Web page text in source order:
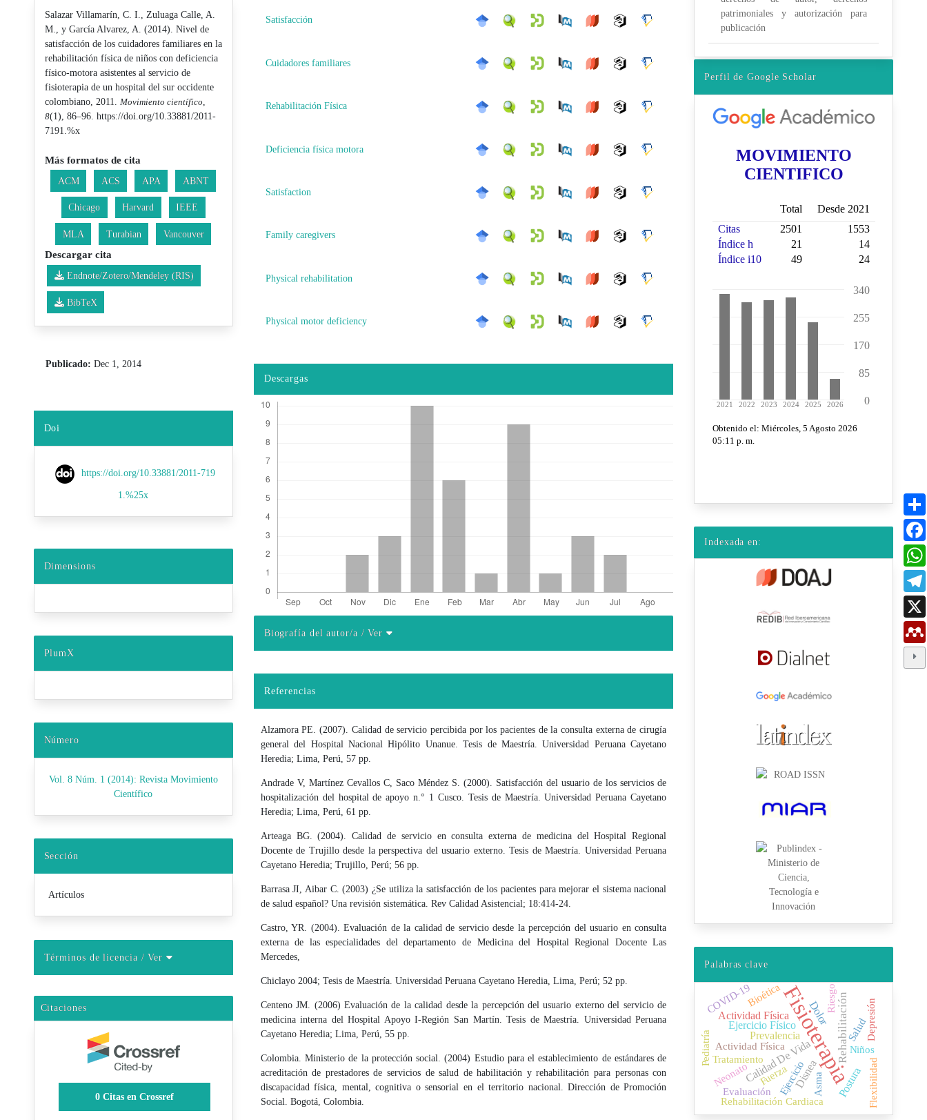
Salazar Villamarín, C. I., Zuluaga Calle, A.
M., y García Alvarez, A. (2014). Nivel de
satisfacción de los cuidadores familiares en la
rehabilitación física de niños con deficiencia
físico-motora asistentes al servicio de
fisioterapia de un hospital del sur occidente
colombiano, 2011. Movimiento científico
8(1), 86–96. https://doi.org/10.33881/2011-
7191.%x
Más formatos de cita
ACM ACS APA ABNT
Chicago Harvard IEEE
MLA Turabian Vancouver
Descargar cita
Endnote/Zotero/Mendeley (RIS)
BibTeX
Publicado: Dec 1, 2014
Doi
https://doi.org/10.33881/2011-719
1.%25x
Dimensions
PlumX
Número
Vol. 8 Núm. 1 (2014): Revista Movimiento
Científico
Sección
Artículos
Términos de licencia / Ver
Citaciones
0Citas en Crossref
Satisfacción
Cuidadores familiares
Rehabilitación Física
Deficiencia física motora
Satisfaction
Family caregivers
Physical rehabilitation
Physical motor deficiency
Descargas
Biografía del autor/a / Ver
Referencias
Alzamora PE. (2007). Calidad de servicio percibida por los pacientes de la consulta externa de cirugía
general del Hospital Nacional Hipólito Unanue. Tesis de Maestría. Universidad Peruana Cayetano
Heredia; Lima, Perú, 57 pp.
Andrade V, Martínez Cevallos C, Saco Méndez S. (2000). Satisfacción del usuario de los servicios de
hospitalización del hospital de apoyo n.° 1 Cusco. Tesis de Maestría. Universidad Peruana Cayetano
Heredia; Lima, Perú, 61 pp.
Arteaga BG. (2004). Calidad de servicio en consulta externa de medicina del Hospital Regional
Docente de Trujillo desde la perspectiva del usuario externo. Tesis de Maestría. Universidad Peruana
Cayetano Heredia; Trujillo, Perú; 56 pp.
Barrasa JI, Aibar C. (2003) ¿Se utiliza la satisfacción de los pacientes para mejorar el sistema nacional
de salud español? Una revisión sistemática. Rev Calidad Asistencial; 18:414-24.
Castro, YR. (2004). Evaluación de la calidad de servicio desde la percepción del usuario en consulta
externa de las especialidades del departamento de Medicina del Hospital Regional Docente Las
Mercedes,
Chiclayo 2004; Tesis de Maestría. Universidad Peruana Cayetano Heredia, Lima, Perú; 52 pp.
Centeno JM. (2006) Evaluación de la calidad desde la percepción del usuario externo del servicio de
medicina interna del Hospital Apoyo I-Región San Martín. Tesis de Maestría. Universidad Peruana
Cayetano Heredia; Lima, Perú, 55 pp.
Colombia. Ministerio de la protección social. (2004) Estudio para el establecimiento de estándares de
acreditación de prestadores de servicios de salud de habilitación y rehabilitación para personas con
discapacidad física, mental, cognitiva o sensorial en el territorio nacional. Dirección de Promoción
Social. Bogotá, Colombia.
patrimoniales y autorización para
publicación
Perfil de Google Scholar
Indexada en:
Palabras clave
Fisioterapia
Rehabilitación
Actividad Física Dolor
Ejercicio Físico
Calidad De Vida
Prevalencia
Disnea Postura
Niños
Ejercicio
Actividad Física
Rehabilitación Cardiaca
COVID-19Bioética
Tratamiento
Pediatría
Fuerza
Neonato Flexibilidad
Salud
Riesgo
Asma
Depresión
Evaluación